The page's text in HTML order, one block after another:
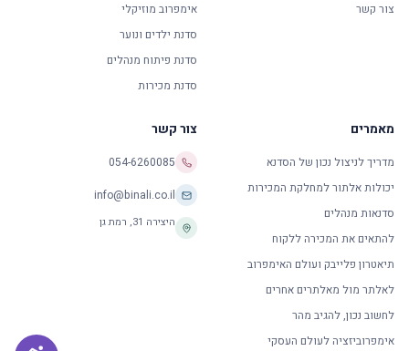
צור קשר
אימפרוב מוזיקלי
סדנת ילדים ונוער
סדנת פיתוח מנהלים
סדנת מכירות
מאמרים
מדריך לניצול נכון של הסדנא
יכולות אלתור למחלקת המכירות
סדנאות מנהלים
להתאים את המכירה ללקוח
תיאטרון פלייבק ועולם האימפרוב
לאלתר מול מאלתרים אחרים
לחשוב נכון, להגיב מהר
אימפרוביזציה לעולם העסקי
צור קשר
054-6260085
info@binali.co.il
היצירה 31 , רמת גן